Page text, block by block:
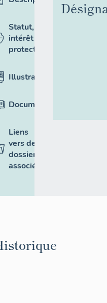
Statut,
intérêt et
protection
Illustrations
Documentation
Liens
vers des
dossiers
associés